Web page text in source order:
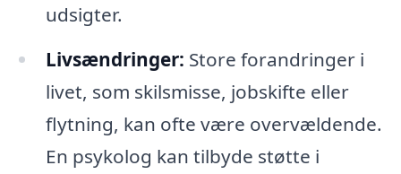
udsigter.
Livsændringer: Store forandringer i
livet, som skilsmisse, jobskifte eller
flytning, kan ofte være overvældende.
En psykolog kan tilbyde støtte i